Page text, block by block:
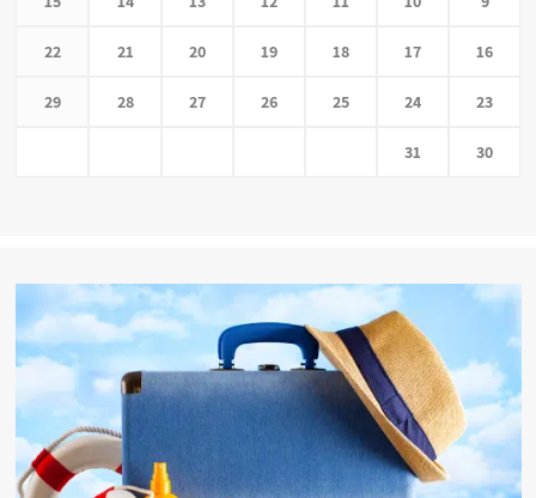
16
17
18
19
20
21
22
23
24
25
26
27
28
29
30
31